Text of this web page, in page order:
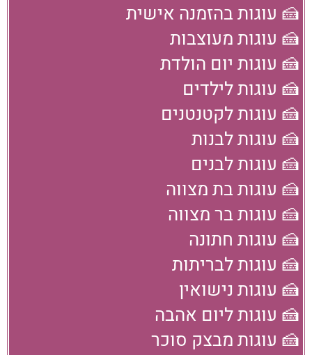
🍰 עוגות בהזמנה אישית
🍰 עוגות מעוצבות
🍰 עוגות יום הולדת
🍰 עוגות לילדים
🍰 עוגות לקטנטנים
🍰 עוגות לבנות
🍰 עוגות לבנים
🍰 עוגות בת מצווה
🍰 עוגות בר מצווה
🍰 עוגות חתונה
🍰 עוגות לבריתות
🍰 עוגות נישואין
🍰 עוגות ליום אהבה
🍰 עוגות מבצק סוכר